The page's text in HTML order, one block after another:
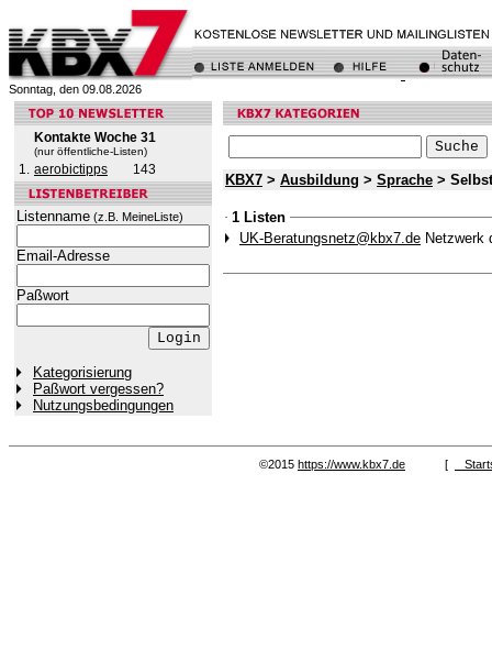
Sonntag, den 09.08.2026
Kontakte Woche 31
(nur öffentliche-Listen)
1. aerobictipps 143
Listenname (z.B. MeineListe)
Email-Adresse
Paßwort
Kategorisierung
Paßwort vergessen?
Nutzungsbedingungen
KBX7 > Ausbildung > Sprache >
1 Listen
UK-Beratungsnetz@kbx7.de Netzwerk
©2015 https://www.kbx7.de [